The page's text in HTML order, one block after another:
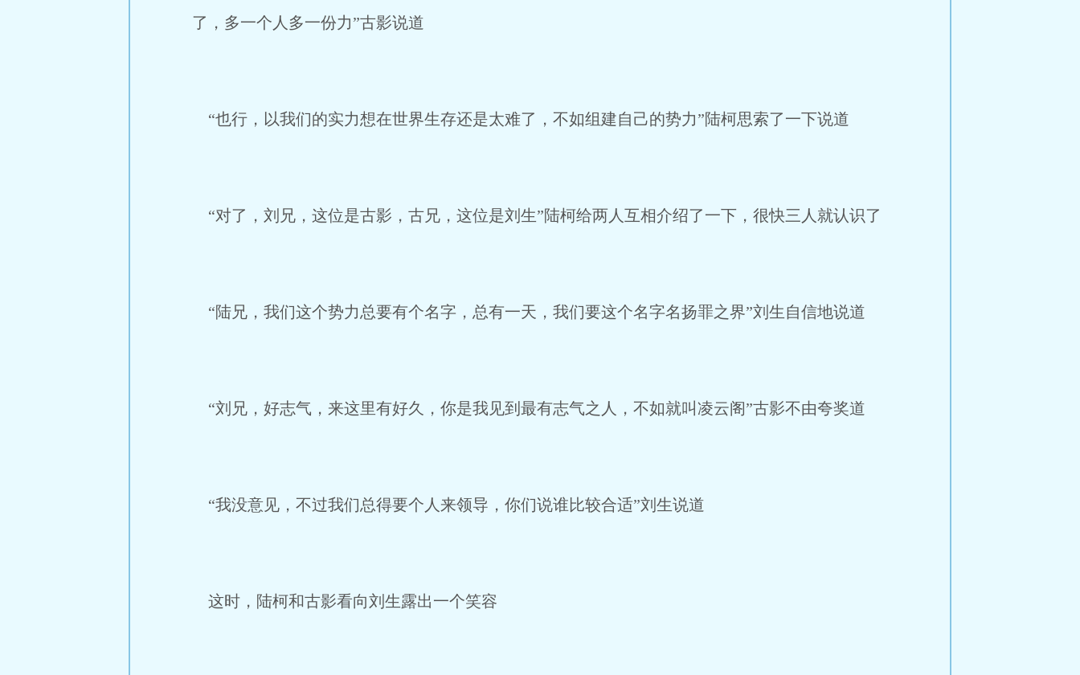
了，多一个人多一份力”古影说道
“也行，以我们的实力想在世界生存还是太难了，不如组建自己的势力”陆柯思索了一下说道
“对了，刘兄，这位是古影，古兄，这位是刘生”陆柯给两人互相介绍了一下，很快三人就认识了
“陆兄，我们这个势力总要有个名字，总有一天，我们要这个名字名扬罪之界”刘生自信地说道
“刘兄，好志气，来这里有好久，你是我见到最有志气之人，不如就叫凌云阁”古影不由夸奖道
“我没意见，不过我们总得要个人来领导，你们说谁比较合适”刘生说道
这时，陆柯和古影看向刘生露出一个笑容